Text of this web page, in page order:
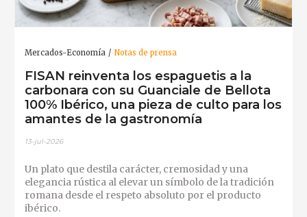
Mercados-Economía Notas de prensa
FISAN reinventa los espaguetis a la
carbonara con su Guanciale de Bellota
100% Ibérico, una pieza de culto para los
amantes de la gastronomía
13-jul-2026
Un plato que destila carácter, cremosidad y una
elegancia rústica al elevar un símbolo de la tradición
romana desde el respeto absoluto por el producto
ibérico.